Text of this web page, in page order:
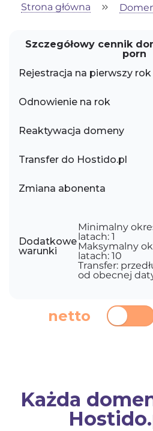
Strona główna
Szczegółowy cennik
porn
Rejestracja na pierwszy rok
Odnowienie na rok
Reaktywacja domeny
Transfer do Hostido.pl
Zmiana abonenta
Dodatkowe
warunki
Minimalny
latach: 1
Maksymalny
latach: 10
Transfer:
od obecnej
netto
Każda